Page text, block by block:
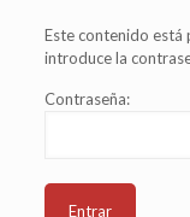
Este contenido
introduce la
Contraseña: